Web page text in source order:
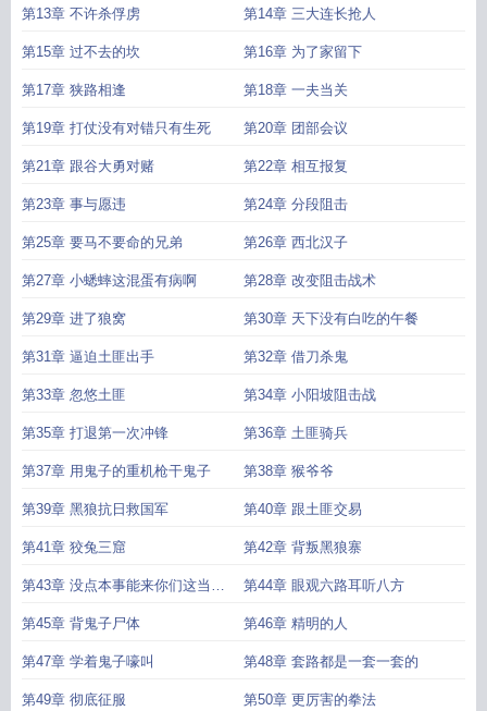
抛
第13章 不许杀俘虏 第14章 三大连长抢人
第15章 过不去的坎 第16章 为了家留下
第17章 狭路相逢 第18章 一夫当关
第19章 打仗没有对错只有生死 第20章 团部会议
第21章 跟谷大勇对赌 第22章 相互报复
第23章 事与愿违 第24章 分段阻击
第25章 要马不要命的兄弟 第26章 西北汉子
第27章 小蟋蟀这混蛋有病啊 第28章 改变阻击战术
第29章 进了狼窝 第30章 天下没有白吃的午餐
第31章 逼迫土匪出手 第32章 借刀杀鬼
第33章 忽悠土匪 第34章 小阳坡阻击战
第35章 打退第一次冲锋 第36章 土匪骑兵
第37章 用鬼子的重机枪干鬼子 第38章 猴爷爷
第39章 黑狼抗日救国军 第40章 跟土匪交易
第41章 狡兔三窟 第42章 背叛黑狼寨
第43章 没点本事能来你们这当军
师
第44章 眼观六路耳听八方
第45章 背鬼子尸体 第46章 精明的人
第47章 学着鬼子嚎叫 第48章 套路都是一套一套的
第49章 彻底征服 第50章 更厉害的拳法